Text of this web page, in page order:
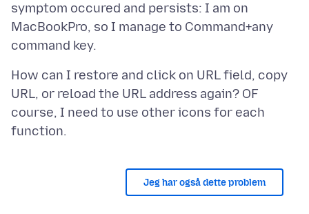
symptom occured and persists: I am on
MacBookPro, so I manage to Command+any
How can I restore and click on URL field, copy
URL, or reload the URL address again? OF
course, I need to use other icons for each
Jeg har også dette problem